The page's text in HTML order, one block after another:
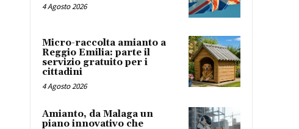
4 Agosto 2026
Micro-raccolta amianto a
Reggio Emilia: parte il
servizio gratuito per i
cittadini
4 Agosto 2026
Amianto, da Malaga un
piano innovativo che